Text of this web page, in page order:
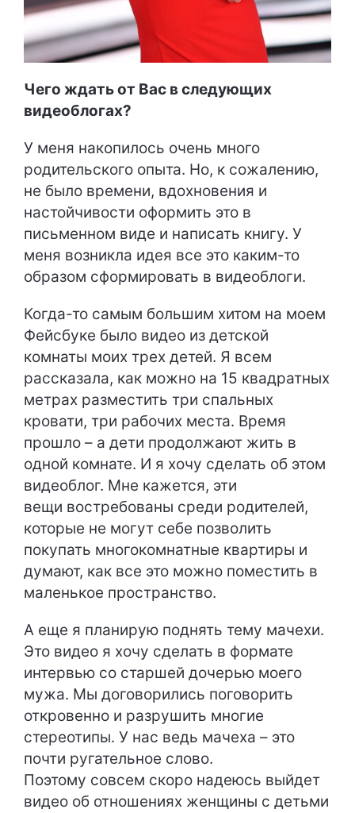
Чего ждать от Вас в следующих
видеоблогах?
У меня накопилось очень много
родительского опыта. Но, к сожалению,
не было времени, вдохновения и
настойчивости оформить это в
письменном виде и написать книгу. У
меня возникла идея все это каким-то
образом сформировать в видеоблоги.
Когда-то самым большим хитом на моем
Фейсбуке было видео из детской
комнаты моих трех детей. Я всем
рассказала, как можно на 15 квадратных
метрах разместить три спальных
кровати, три рабочих места. Время
прошло – а дети продолжают жить в
одной комнате. И я хочу сделать об этом
видеоблог. Мне кажется, эти
вещи востребованы среди родителей,
которые не могут себе позволить
покупать многокомнатные квартиры и
думают, как все это можно поместить в
маленькое пространство.
А еще я планирую поднять тему мачехи.
Это видео я хочу сделать в формате
интервью со старшей дочерью моего
мужа. Мы договорились поговорить
откровенно и разрушить многие
стереотипы. У нас ведь мачеха – это
почти ругательное слово.
Поэтому совсем скоро надеюсь выйдет
видео об отношениях женщины с детьми